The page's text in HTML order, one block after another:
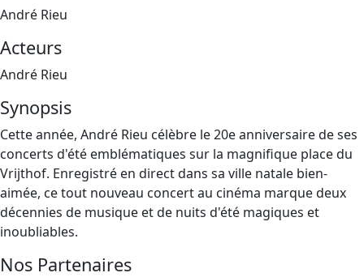
André Rieu
Acteurs
André Rieu
Synopsis
Cette année, André Rieu célèbre le 20e anniversaire de ses
concerts d'été emblématiques sur la magnifique place du
Vrijthof. Enregistré en direct dans sa ville natale bien-
aimée, ce tout nouveau concert au cinéma marque deux
décennies de musique et de nuits d'été magiques et
inoubliables.
Nos Partenaires